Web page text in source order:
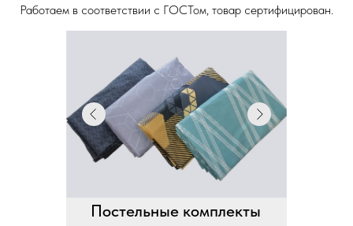
Работаем в соответствии с ГОСТом, товар сертифицирован.
Постельные комплекты